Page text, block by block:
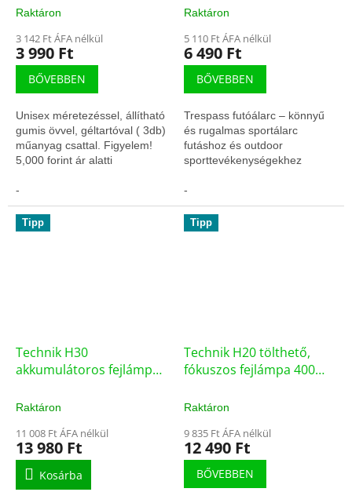
Raktáron
3 142 Ft ÁFA nélkül
3 990 Ft
BŐVEBBEN
Unisex méretezéssel, állítható
gumis övvel, géltartóval ( 3db)
műanyag csattal. Figyelem!
5,000 forint ár alatti
után szállítunk!
-
Raktáron
5 110 Ft ÁFA nélkül
6 490 Ft
BŐVEBBEN
Trespass futóálarc – könnyű
és rugalmas sportálarc
futáshoz és outdoor
sporttevékenységekhez
-
Tipp
Technik H30
akkumulátoros fejlámpa
fény
Raktáron
11 008 Ft ÁFA nélkül
13 980 Ft
Kosárba
Tipp
Technik H20 tölthető,
fókuszos fejlámpa 400
Raktáron
9 835 Ft ÁFA nélkül
12 490 Ft
BŐVEBBEN